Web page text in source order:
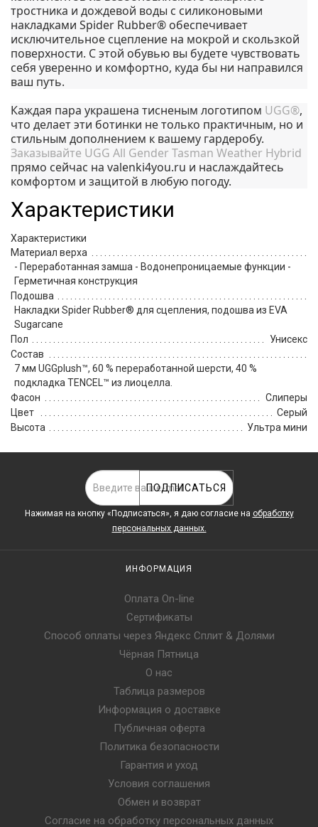
тростника и дождевой воды с силиконовыми
накладками Spider Rubber® обеспечивает
исключительное сцепление на мокрой и скользкой
поверхности. С этой обувью вы будете чувствовать
себя уверенно и комфортно, куда бы ни направился
ваш путь.
Каждая пара украшена тисненым логотипом UGG®,
что делает эти ботинки не только практичным, но и
стильным дополнением к вашему гардеробу.
Заказывайте UGG All Gender Tasman Weather Hybrid
прямо сейчас на valenki4you.ru и наслаждайтесь
комфортом и защитой в любую погоду.
Характеристики
Характеристики
Материал верха
- Переработанная замша - Водонепроницаемые функции -
Герметичная конструкция
Подошва
Накладки Spider Rubber® для сцепления, подошва из EVA
Sugarcane
Пол
Унисекс
Состав
7 мм UGGplush™, 60 % переработанной шерсти, 40 %
подкладка TENCEL™ из лиоцелла.
Фасон
Слиперы
Цвет
Серый
Высота
Ультра мини
ПОДПИСАТЬСЯ
Нажимая на кнопку «Подписаться», я даю cогласие на обработку
персональных данных.
ИНФОРМАЦИЯ
Оплата On-line
Сертификаты
Способ оплаты через Яндекс Сплит & Долями
Чёрная Пятница
О нас
Таблица размеров
Информация о доставке
Публичная оферта
Политика безопасности
Гарантия и уход
Условия соглашения
Обмен и возврат
Согласие на обработку персональных данных